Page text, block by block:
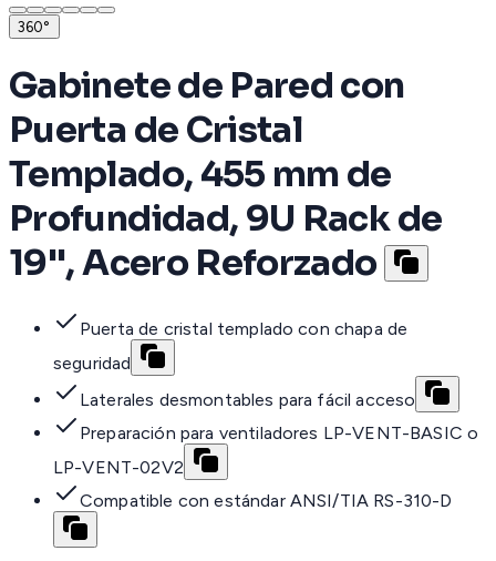
360°
Gabinete de Pared con
Puerta de Cristal
Templado, 455 mm de
Profundidad, 9U Rack de
19'', Acero Reforzado
Puerta de cristal templado con chapa de
seguridad
Laterales desmontables para fácil acceso
Preparación para ventiladores LP-VENT-BASIC o
LP-VENT-02V2
Compatible con estándar ANSI/TIA RS-310-D